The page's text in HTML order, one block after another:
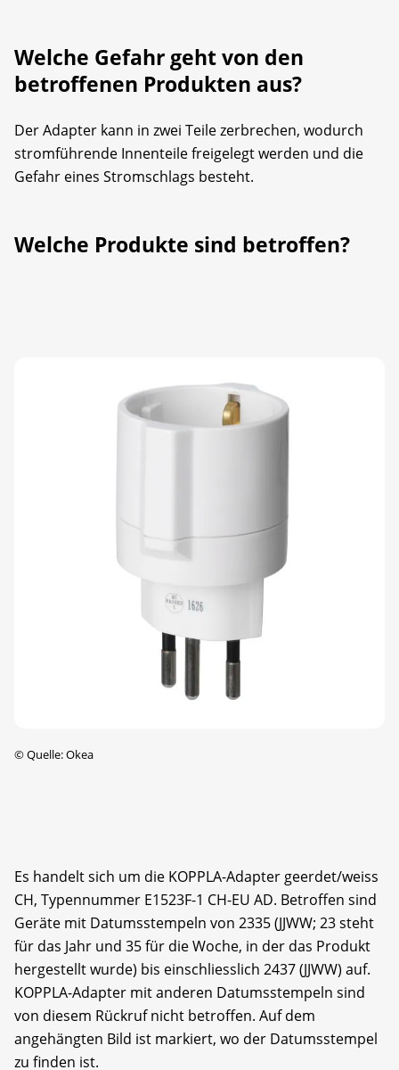
Welche Gefahr geht von den
betroffenen Produkten aus?
Der Adapter kann in zwei Teile zerbrechen, wodurch
stromführende Innenteile freigelegt werden und die
Gefahr eines Stromschlags besteht.
Welche Produkte sind betroffen?
©Quelle: Okea
Es handelt sich um die KOPPLA-Adapter geerdet/weiss
CH, Typennummer E1523F-1 CH-EU AD. Betroffen sind
Geräte mit Datumsstempeln von 2335 (JJWW; 23 steht
für das Jahr und 35 für die Woche, in der das Produkt
hergestellt wurde) bis einschliesslich 2437 (JJWW) auf.
KOPPLA-Adapter mit anderen Datumsstempeln sind
von diesem Rückruf nicht betroffen. Auf dem
angehängten Bild ist markiert, wo der Datumsstempel
zu finden ist.